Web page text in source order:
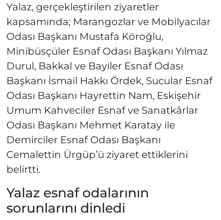
Yalaz, gerçekleştirilen ziyaretler
kapsamında; Marangozlar ve Mobilyacılar
Odası Başkanı Mustafa Köroğlu,
Minibüsçüler Esnaf Odası Başkanı Yılmaz
Durul, Bakkal ve Bayiler Esnaf Odası
Başkanı İsmail Hakkı Ördek, Sucular Esnaf
Odası Başkanı Hayrettin Nam, Eskişehir
Umum Kahveciler Esnaf ve Sanatkârlar
Odası Başkanı Mehmet Karatay ile
Demirciler Esnaf Odası Başkanı
Cemalettin Ürgüp’ü ziyaret ettiklerini
belirtti.
Yalaz esnaf odalarının
sorunlarını dinledi